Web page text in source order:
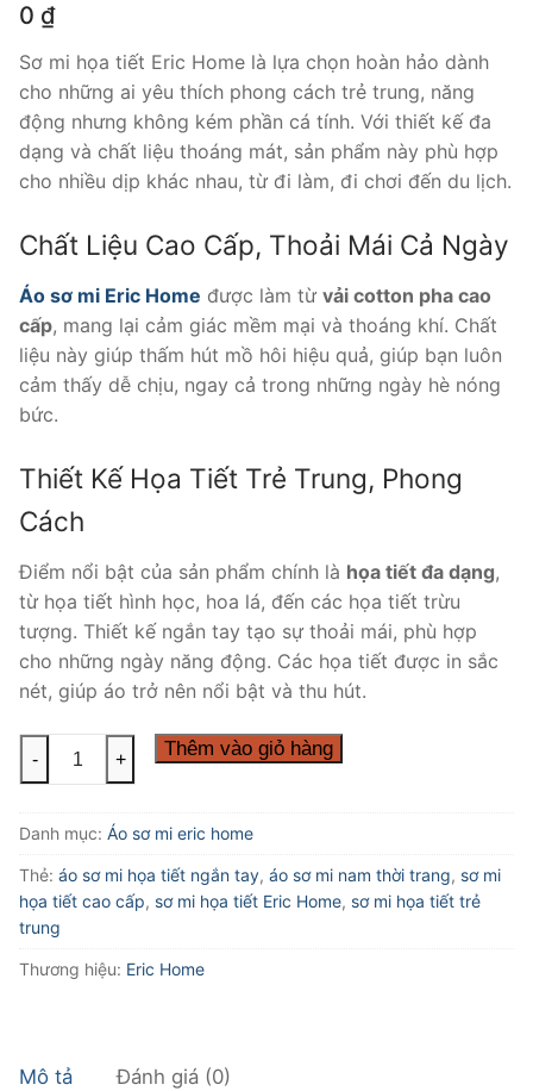
0 ₫
Sơ mi họa tiết Eric Home là lựa chọn hoàn hảo dành
cho những ai yêu thích phong cách trẻ trung, năng
động nhưng không kém phần cá tính. Với thiết kế đa
dạng và chất liệu thoáng mát, sản phẩm này phù hợp
cho nhiều dịp khác nhau, từ đi làm, đi chơi đến du lịch.
Chất Liệu Cao Cấp, Thoải Mái Cả Ngày
Áo sơ mi Eric Home được làm từ vải cotton pha cao
cấp, mang lại cảm giác mềm mại và thoáng khí. Chất
liệu này giúp thấm hút mồ hôi hiệu quả, giúp bạn luôn
cảm thấy dễ chịu, ngay cả trong những ngày hè nóng
bức.
Thiết Kế Họa Tiết Trẻ Trung, Phong
Cách
Điểm nổi bật của sản phẩm chính là họa tiết đa dạng,
từ họa tiết hình học, hoa lá, đến các họa tiết trừu
tượng. Thiết kế ngắn tay tạo sự thoải mái, phù hợp
cho những ngày năng động. Các họa tiết được in sắc
nét, giúp áo trở nên nổi bật và thu hút.
sơ
họa
tiết
Eric
Home
- + Thêm vào giỏ hàng
Danh mục: Áo sơ mi eric home
Thẻ: áo sơ mi họa tiết ngắn tay, áo sơ mi nam thời trang, sơ mi
họa tiết cao cấp, sơ mi họa tiết Eric Home, sơ mi họa tiết trẻ
trung
Thương hiệu: Eric Home
Mô tả Đánh giá (0)